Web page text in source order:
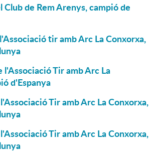
de Rem Arenys, campió de
tir amb Arc La Conxorxa,
l'Associació Tir amb Arc La
d'Espanya
Tir amb Arc La Conxorxa,
Tir amb Arc La Conxorxa,